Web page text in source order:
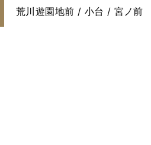
荒川遊園地前 / 小台 / 宮ノ前